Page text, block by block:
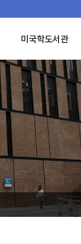
미국학도서관